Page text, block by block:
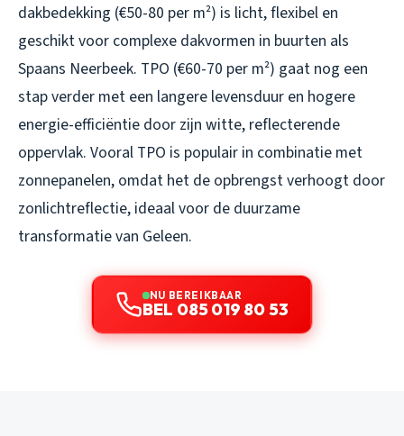
dakbedekking (€50-80 per m²) is licht, flexibel en
geschikt voor complexe dakvormen in buurten als
Spaans Neerbeek. TPO (€60-70 per m²) gaat nog een
stap verder met een langere levensduur en hogere
energie-efficiëntie door zijn witte, reflecterende
oppervlak. Vooral TPO is populair in combinatie met
zonnepanelen, omdat het de opbrengst verhoogt door
zonlichtreflectie, ideaal voor de duurzame
transformatie van Geleen.
NU BEREIKBAAR
BEL 085 019 80 53